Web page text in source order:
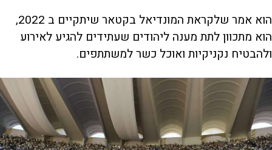
הוא אמר שלקראת המונדיאל בקטאר שיתקיים ב 2022,
הוא מתכוון לתת מענה ליהודים שעתידים להגיע לאירוע
ולהבטיח נקניקיות ואוכל כשר למשתתפים.